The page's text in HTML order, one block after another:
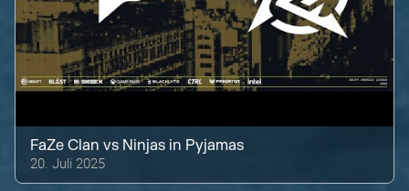
FaZe Clan vs Ninjas in Pyjamas
20. Juli 2025